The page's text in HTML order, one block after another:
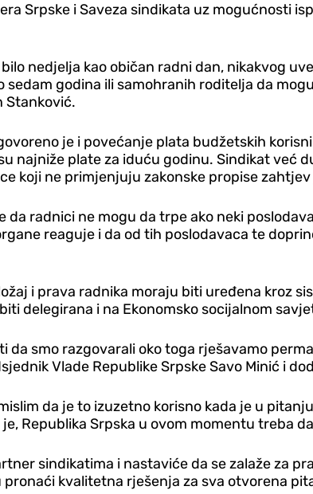
Srpske i Saveza sindikata uz mogućnosti
nedjelja kao običan radni dan, nikakvog
godina ili samohranih roditelja da
Stanković.
je i povećanje plata budžetskih
najniže plate za iduću godinu. Sindikat
koji ne primjenjuju zakonske propise
da radnici ne mogu da trpe ako neki
reaguje i da od tih poslodavaca te
i prava radnika moraju biti uređena kroz
delegirana i na Ekonomsko socijalnom
da smo razgovarali oko toga rješavamo
Vlade Republike Srpske Savo Minić i
da je to izuzetno korisno kada je u
Republika Srpska u ovom momentu treba
sindikatima i nastaviće da se zalaže za
kvalitetna rješenja za sva otvorena